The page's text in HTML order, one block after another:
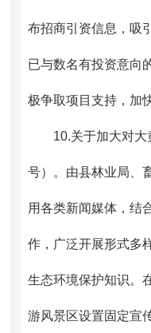
布招商引资信息，吸
已与数名有投资意向
极争取项目支持，加
10.关于加大对
号）。 由县林业局、
用各类新闻媒体，结
作，广泛开展形式多
生态环境保护知识。
游风景区设置固定宣